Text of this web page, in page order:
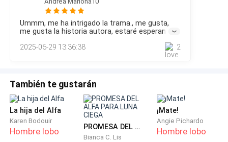
sujetaron por detrás, clavándome en la tierra. La voz
grave de alguien me susurró al oído:
-No la mires.
Pero ya era tarde. Yo la miraba. La veía morir.
Dijeron que había traicionado a los Varkal. Que se
había enamorado de un enemigo. Que su sangre
estaba corrompida. Que su castigo era justo.
dormir.La loba apareció en el pasillo, descalza, cruzando los
brazos con rapidez para no parecer tan culpable como se
sentía.—¿Qué ocurre?—¿Dónde está Nerya?—No lo sé —
respondió, demasiado rápido.Kaen apareció tras ella, con
expr
Ummm, me ha intrigado la trama., me gusta,
me gusta la historia autora, estaré esperando
2025-06-29 13:36:38
2
También te gustarán
La hija del Alfa
Karen Bodouir
Hombre lobo PROMESA DEL ALFA PARA LUNA CIEGA
Bianca C. Lis
¡Mate!
Angie Pichardo
Hombre lobo